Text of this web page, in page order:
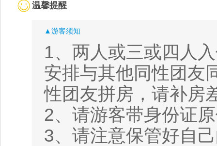
温馨提醒
▲游客须知
1、两人或三或四人
安排与其他同性团友
性团友拼房，请补房
2、请游客带身份证
3、请注意保管好自